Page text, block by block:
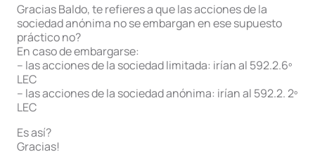
Gracias Baldo, te refieres a que las acciones de la
sociedad anónima no se embargan en ese supuesto
práctico no?
En caso de embargarse:
– las acciones de la sociedad limitada: irían al 592.2.6º
LEC
– las acciones de la sociedad anónima: irían al 592.2. 2º
LEC
Es así?
Gracias!